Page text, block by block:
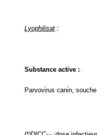
Lyophilisat :
Substance active :
Parvovirus canin,